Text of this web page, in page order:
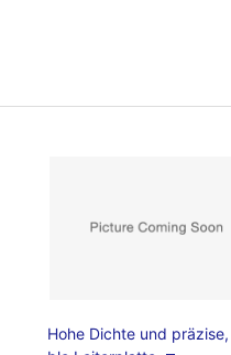
Hohe Dichte und